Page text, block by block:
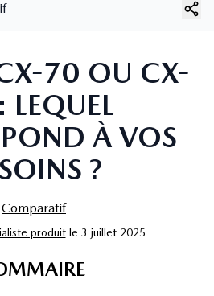
70 OU CX-
LEQUEL
À VOS
?
Comparatif
produit le 3 juillet 2025